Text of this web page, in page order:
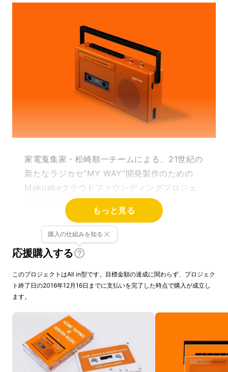
家電蒐集家・松崎順一チームによる、21世紀の
新たなラジカセ“MY WAY”開発製作のための
Makuakeクラウドファウンディングプロジェ
クトです。
過去のラジカセの価格が高騰し、音楽業界では
一気にカセットが盛り上がりを見せる中、つい
に未来のためのラジカセ、“MY WAY”を開発し
ます。
松崎順一が家電蒐集／ラジカセ研究に没頭して
ウン十年、ついに、この時がやってきました。
ラジカセに親しんだ皆さんも、ラジカセを知ら
なかった若い皆さんも、2016年、この新たな
音楽カルチャーが生まれる瞬間を共有してくだ
もっと見る
応援購入する
購入の仕組みを知る
このプロジェクトはAll in型です。目標金額の達成に関わらず、プロジェク
ト終了日の2016年12月16日までに支払いを完了した時点で購入が成立し
ます。